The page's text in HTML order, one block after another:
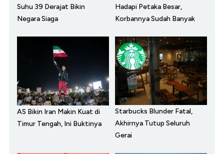
Suhu 39 Derajat Bikin
Negara Siaga
Hadapi Petaka Besar,
Korbannya Sudah Banyak
AS Bikin Iran Makin Kuat di
Timur Tengah, Ini Buktinya
Starbucks Blunder Fatal,
Akhirnya Tutup Seluruh
Gerai